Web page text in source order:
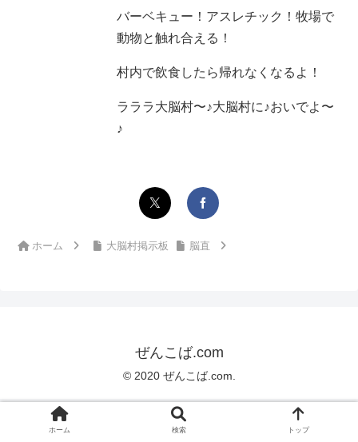
バーベキュー！アスレチック！牧場で
動物と触れ合える！
村内で飲食したら帰れなくなるよ！
ラララ大脳村〜♪大脳村に♪おいでよ〜
♪
ホーム 大脳村掲示板 脳直
ぜんこば.com
© 2020 ぜんこば.com.
ホーム 検索 トップ